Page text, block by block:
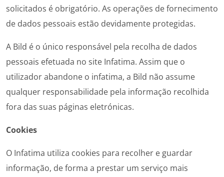
solicitados é obrigatório. As operações de fornecimento
de dados pessoais estão devidamente protegidas.
A Bild é o único responsável pela recolha de dados
pessoais efetuada no site Infatima. Assim que o
utilizador abandone o infatima, a Bild não assume
qualquer responsabilidade pela informação recolhida
fora das suas páginas eletrónicas.
Cookies
O Infatima utiliza cookies para recolher e guardar
informação, de forma a prestar um serviço mais